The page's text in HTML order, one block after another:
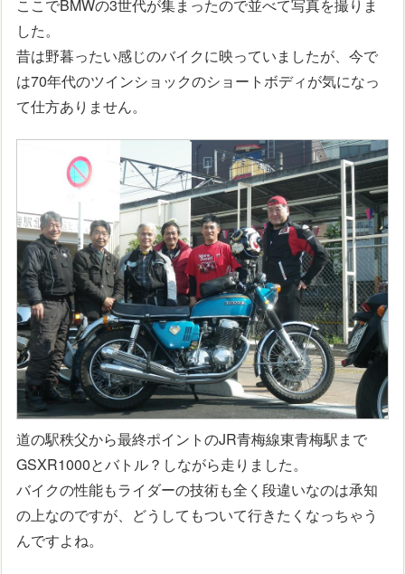
ここでBMWの3世代が集まったので並べて写真を撮りま
した。
昔は野暮ったい感じのバイクに映っていましたが、今で
は70年代のツインショックのショートボディが気になっ
て仕方ありません。
道の駅秩父から最終ポイントのJR青梅線東青梅駅まで
GSXR1000とバトル？しながら走りました。
バイクの性能もライダーの技術も全く段違いなのは承知
の上なのですが、どうしてもついて行きたくなっちゃう
んですよね。